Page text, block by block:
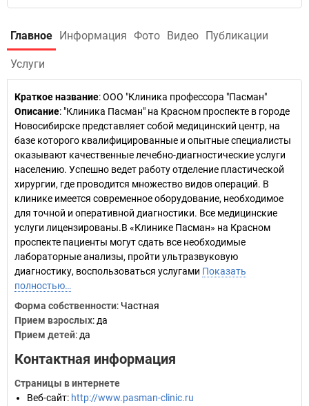
Главное Информация Фото Видео Публикации
Услуги
Краткое название:ООО "Клиника профессора "Пасман"
Описание: "Клиника Пасман" на Красном проспекте в городе
Новосибирске представляет собой медицинский центр, на
базе которого квалифицированные и опытные специалисты
оказывают качественные лечебно-диагностические услуги
населению. Успешно ведет работу отделение пластической
хирургии, где проводится множество видов операций. В
клинике имеется современное оборудование, необходимое
для точной и оперативной диагностики. Все медицинские
услуги лицензированы.В «Клинике Пасман» на Красном
проспекте пациенты могут сдать все необходимые
лабораторные анализы, пройти ультразвуковую
диагностику, воспользоваться услугами Показать
полностью…
Форма собственности: Частная
Прием взрослых: да
Прием детей: да
Контактная информация
Страницы в интернете
Веб-сайт: http://www.pasman-clinic.ru